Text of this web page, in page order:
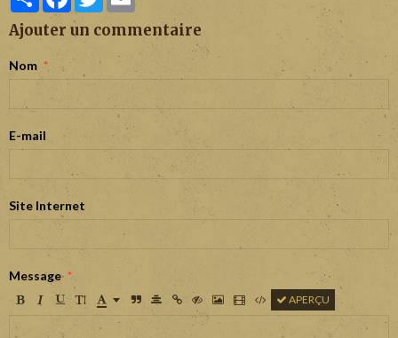
Ajouter un commentaire
Nom
E-mail
Site Internet
Message
APERÇU